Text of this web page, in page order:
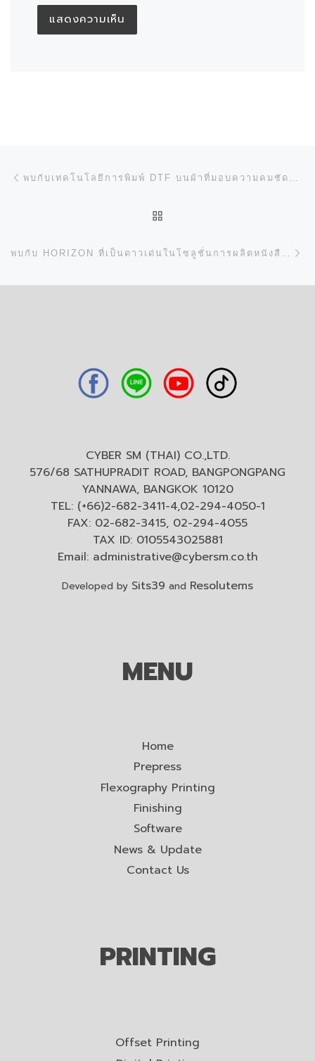
การนำทางของเรื่อง
CYBER SM (THAI) CO.,LTD.
576/68 SATHUPRADIT ROAD, BANGPONGPANG
YANNAWA, BANGKOK 10120
TEL: (+66)2-682-3411-4,02-294-4050-1
FAX: 02-682-3415, 02-294-4055
TAX ID: 0105543025881
Email: administrative@cybersm.co.th
Developed by Sits39 and Resolutems
MENU
Home
Prepress
Flexography Printing
Finishing
Software
News & Update
Contact Us
PRINTING
Offset Printing